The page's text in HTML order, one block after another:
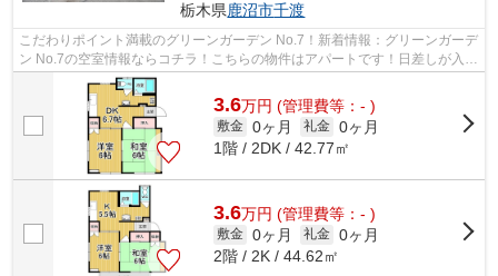
栃木県鹿沼市千渡
こだわりポイント満載のグリーンガーデン No.7！新着情報：グリーンガーデ
ン No.7の空室情報ならコチラ！こちらの物件はアパートです！日差しが入る
物件は毎日を快適に過ごす事ができ...
3.6万円 (管理費等：- )
敷金 0ヶ月 礼金 0ヶ月
1階 / 2DK / 42.77㎡
3.6万円 (管理費等：- )
敷金 0ヶ月 礼金 0ヶ月
2階 / 2K / 44.62㎡